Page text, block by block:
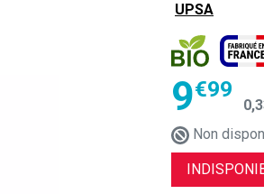
UPSA
9€99
0,
Non